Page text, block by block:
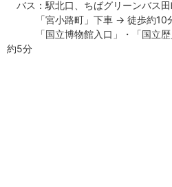
バス：駅北口、ちばグリーンバス田
「宮小路町」下車 → 徒歩約10分
「国立博物館入口」・「国立歴
約5分